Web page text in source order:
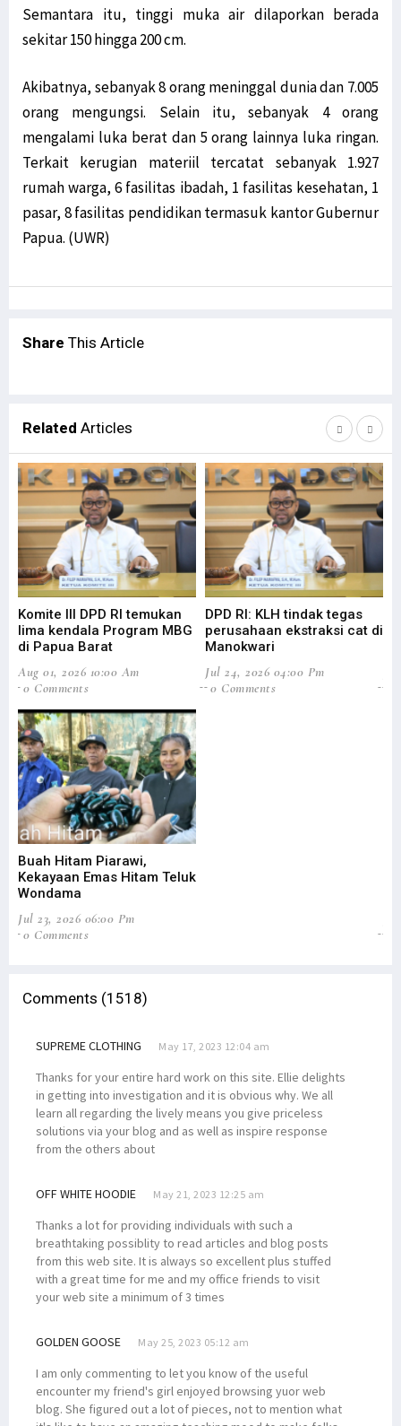
Semantara itu, tinggi muka air dilaporkan berada
sekitar 150 hingga 200 cm.
Akibatnya, sebanyak 8 orang meninggal dunia dan 7.005
orang mengungsi. Selain itu, sebanyak 4 orang
mengalami luka berat dan 5 orang lainnya luka ringan.
Terkait kerugian materiil tercatat sebanyak 1.927
rumah warga, 6 fasilitas ibadah, 1 fasilitas kesehatan, 1
pasar, 8 fasilitas pendidikan termasuk kantor Gubernur
Papua. (UWR)
Share This Article
Related Articles
Komite III DPD RI temukan
lima kendala Program MBG
di Papua Barat
Aug 01, 2026 10:00 Am
0 Comments
DPD RI: KLH tindak tegas
perusahaan ekstraksi cat di
Manokwari
Jul 24, 2026 04:00 Pm
0 Comments
Buah Hitam Piarawi,
Kekayaan Emas Hitam Teluk
Wondama
Jul 23, 2026 06:00 Pm
0 Comments
Comments (1518)
SUPREME CLOTHING May 17, 2023 12:04 am
Thanks for your entire hard work on this site. Ellie delights
in getting into investigation and it is obvious why. We all
learn all regarding the lively means you give priceless
solutions via your blog and as well as inspire response
from the others about
OFF WHITE HOODIE May 21, 2023 12:25 am
Thanks a lot for providing individuals with such a
breathtaking possiblity to read articles and blog posts
from this web site. It is always so excellent plus stuffed
with a great time for me and my office friends to visit
your web site a minimum of 3 times
GOLDEN GOOSE May 25, 2023 05:12 am
I am only commenting to let you know of the useful
encounter my friend's girl enjoyed browsing yuor web
blog. She figured out a lot of pieces, not to mention what